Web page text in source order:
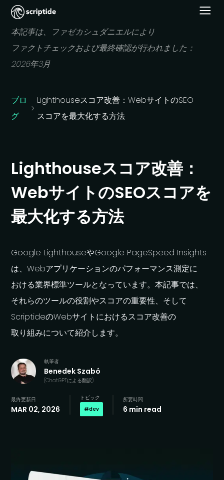
本記事は、 ファゼカシュダニエルにより
ファクトチェックおよび最終確認が行われました：
2026年3月
ブロ
グ
Lighthouseスコア改善：WebサイトのSEO
スコアを最大化する方法
Lighthouseスコア改善：
WebサイトのSEOスコアを
最大化する方法
Google LighthouseやGoogle PageSpeed Insights
は、Webアプリケーションのパフォーマンス測定に
おける業界標準ツールとなっています。本記事では、
それらのツールの役割やスコアの重要性、 そして
ScriptideのWebサイトにおけるスコア改善の
取り組みについて紹介します。
執筆者
Benedek Szabó
(ChatGPTによる翻訳)
最終更新日
MAR 02, 2026
トピック
#dev
所要時間
6 min read